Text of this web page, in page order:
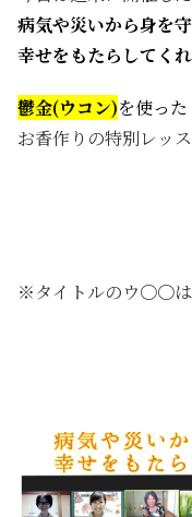
病気や災いから身を守
幸せをもたらしてく
鬱金(ウコン)を使った
お香作りの特別レッ
※タイトルのウ〇〇